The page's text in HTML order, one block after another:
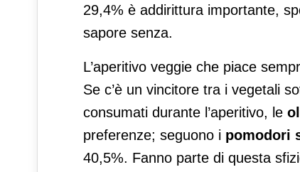
29,4% è addirittura importante,
sapore senza.
L’aperitivo veggie che piace
Se c’è un vincitore tra i vegetali
consumati durante l’aperitivo, le
preferenze; seguono i pomodori
40,5%. Fanno parte di questa